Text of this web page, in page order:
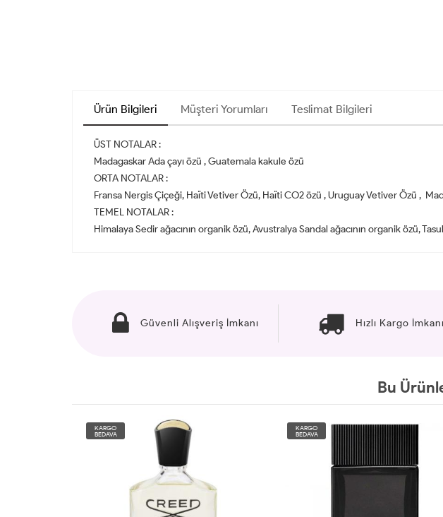
Ürün Bilgileri Müşteri Yorumları Teslimat Bilgileri
ÜST NOTALAR :
Madagaskar Ada çayı özü , Guatemala kakule özü
ORTA NOTALAR :
Fransa Nergis Çiçeği, Haïti Vetiver Özü, Haïti CO2 özü , Uruguay Vetiver Özü ,
TEMEL NOTALAR :
Himalaya Sedir ağacının organik özü, Avustralya Sandal ağacının organik özü,
Güvenli Alışveriş İmkanı Hızlı Kargo İmkanı
Bu
KARGO
BEDAVA
KARGO
BEDAVA